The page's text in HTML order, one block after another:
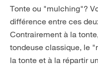
Tonte ou "mulching"?
différence entre ces
Contrairement à la
tondeuse classique, le
la tonte et à la répartir